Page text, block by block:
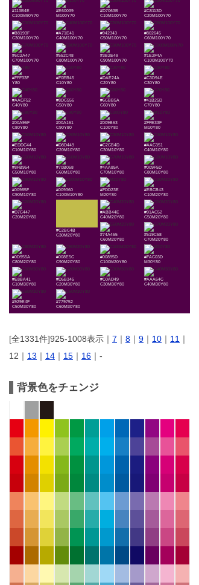
#113B4E
C100M90Y70
#E60039
M100Y70
#D7063B
C10M100Y70
#C8113D
C20M100Y70
#B8193F
C30M100Y70
#A71E41
C40M100Y70
#942343
C50M100Y70
#802645
C60M100Y70
#6C2A47
C70M100Y70
#552C48
C80M100Y70
#3B2E49
C90M100Y70
#1E2F4A
C100M100Y70
#FFF33F
Y80
#F0EB45
C10Y80
#DAE24A
C20Y80
#C3D94E
C30Y80
#AACF52
C40Y80
#8DC556
C50Y80
#6CBB5A
C60Y80
#41B25D
C70Y80
#00A95F
C80Y80
#00A161
C90Y80
#009B63
C100Y80
#FFE33F
M10Y80
#EDDC44
C10M10Y80
#D8D449
C20M10Y80
#C2CB4D
C30M10Y80
#AAC351
C40M10Y80
#8FB954
C50M10Y80
#70B058
C60M10Y80
#4AA85A
C70M10Y80
#009F5D
C80M10Y80
#00985F
C90M10Y80
#009360
C100M10Y80
#FDD23E
M20Y80
#EBCB43
C10M20Y80
#D7C447
C20M20Y80
#C2BC4B
C30M20Y80
#ABB44E
C40M20Y80
#91AC52
C50M20Y80
#74A455
C60M20Y80
#519C58
C70M20Y80
#0D955A
C80M20Y80
#008E5C
C90M20Y80
#00895D
C100M20Y80
#FAC03D
M30Y80
#E8BA41
C10M30Y80
#D5B345
C20M30Y80
#C0AD49
C30M30Y80
#AAA64C
C40M30Y80
#929E4F
C50M30Y80
#779752
C60M30Y80
[全1331件]925-1008表示｜ 7 ｜ 8 ｜ 9 ｜ 10 ｜ 11 ｜
12｜ 13 ｜ 14 ｜ 15 ｜ 16 ｜-
背景色をチェンジ